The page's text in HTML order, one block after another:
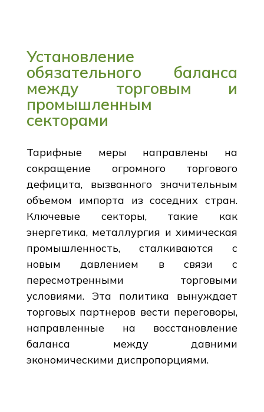
Установление
обязательного баланса
между торговым и
промышленным
секторами
Тарифные меры направлены на
сокращение огромного торгового
дефицита, вызванного значительным
объемом импорта из соседних стран.
Ключевые секторы, такие как
энергетика, металлургия и химическая
промышленность, сталкиваются с
новым давлением в связи с
пересмотренными торговыми
условиями. Эта политика вынуждает
торговых партнеров вести переговоры,
направленные на восстановление
баланса между давними
экономическими диспропорциями.